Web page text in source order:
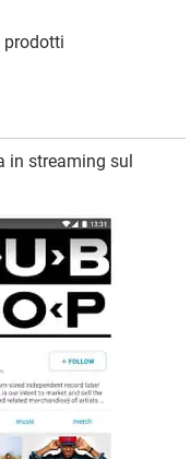
prodotti
in streaming sul